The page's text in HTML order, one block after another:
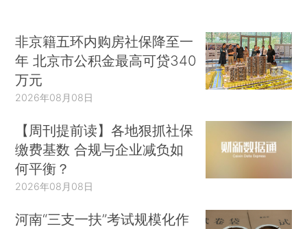
非京籍五环内购房社保降至一
年 北京市公积金最高可贷340
万元
2026年08月08日
【周刊提前读】各地狠抓社保
缴费基数 合规与企业减负如
何平衡？
2026年08月08日
河南“三支一扶”考试规模化作